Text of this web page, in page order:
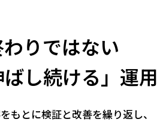
りではない
ばし続ける」運用
もとに検証と改善を繰り返し、